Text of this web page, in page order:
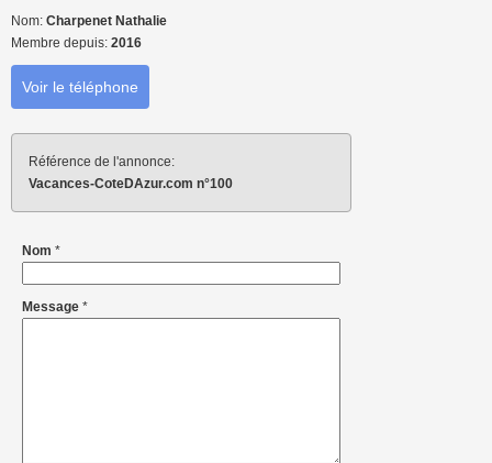
Nom: Charpenet Nathalie
Membre depuis: 2016
Voir le téléphone
Référence de l'annonce:
Vacances-CoteDAzur.com n°100
Nom *
Message *